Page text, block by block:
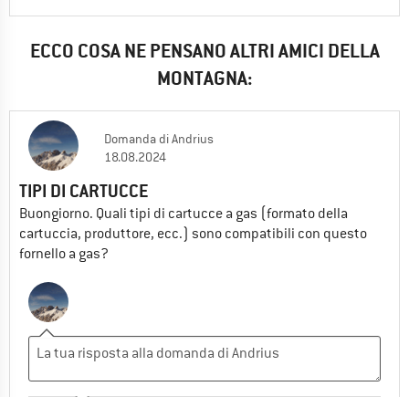
ECCO COSA NE PENSANO ALTRI AMICI DELLA
MONTAGNA:
Domanda diAndrius
18.08.2024
TIPI DI CARTUCCE
Buongiorno. Quali tipi di cartucce a gas (formato della
cartuccia, produttore, ecc.) sono compatibili con questo
fornello a gas?